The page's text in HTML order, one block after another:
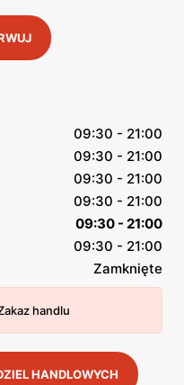
09:30 - 21:00
09:30 - 21:00
09:30 - 21:00
09:30 - 21:00
09:30 - 21:00
09:30 - 21:00
Zamknięte
handlu
HANDLOWYCH